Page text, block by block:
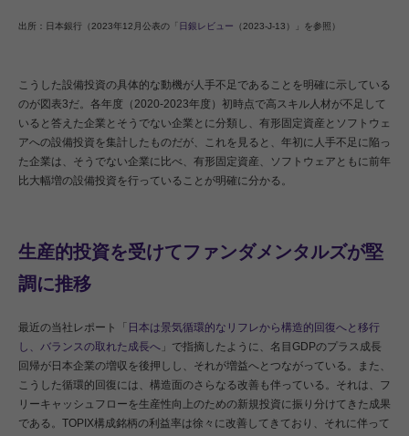
出所：日本銀行（2023年12月公表の「 日銀レビュー （2023-J-13）」を参照）
こうした設備投資の具体的な動機が人手不足であることを明確に示している
のが図表3だ。各年度（2020-2023年度）初時点で高スキル人材が不足して
いると答えた企業とそうでない企業とに分類し、有形固定資産とソフトウェ
アへの設備投資を集計したものだが、これを見ると、年初に人手不足に陥っ
た企業は、そうでない企業に比べ、有形固定資産、ソフトウェアともに前年
比大幅増の設備投資を行っていることが明確に分かる。
生産的投資を受けてファンダメンタルズが堅
調に推移
最近の当社レポート「 日本は景気循環的なリフレから構造的回復へと移行
し、バランスの取れた成長へ 」で指摘したように、名目GDPのプラス成長
回帰が日本企業の増収を後押しし、それが増益へとつながっている。また、
こうした循環的回復には、構造面のさらなる改善も伴っている。それは、フ
リーキャッシュフローを生産性向上のための新規投資に振り分けてきた成果
である。TOPIX構成銘柄の利益率は徐々に改善してきており、それに伴って